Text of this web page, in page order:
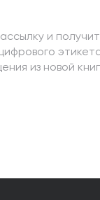
и
из новой